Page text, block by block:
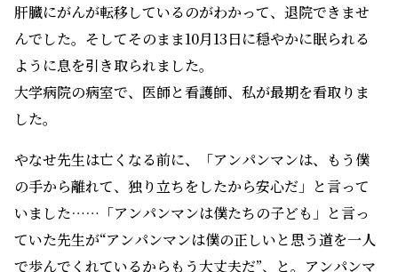
肝臓にがんが転移しているのがわかって、退院できませ
んでした。そしてそのまま10月13日に穏やかに眠られる
ように息を引き取られました。
大学病院の病室で、医師と看護師、私が最期を看取りま
した。
やなせ先生は亡くなる前に、「アンパンマンは、もう僕
の手から離れて、独り立ちをしたから安心だ」と言って
いました……「アンパンマンは僕たちの子ども」と言っ
ていた先生が“アンパンマンは僕の正しいと思う道を一人
で歩んでくれているからもう大丈夫だ”、と。アンパンマ